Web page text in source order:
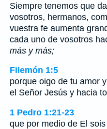
Siempre tenemos que
vosotros, hermanos,
vuestra fe aumenta
cada uno de vosotros
más y más;
Filemón 1:5
porque oigo de tu amor
el Señor Jesús y hacia
1 Pedro 1:21-23
que por medio de El